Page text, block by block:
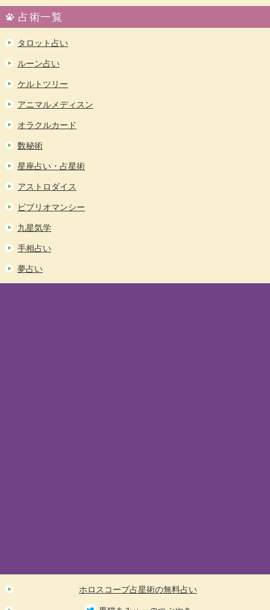
占術一覧
タロット占い
ルーン占い
ケルトツリー
アニマルメディスン
オラクルカード
数秘術
星座占い・占星術
アストロダイス
ビブリオマンシー
九星気学
手相占い
夢占い
ホロスコープ占星術の無料占い